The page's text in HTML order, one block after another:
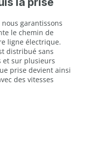
garantissons
le chemin de
ligne électrique.
distribué sans
et sur plusieurs
prise devient ainsi
des vitesses